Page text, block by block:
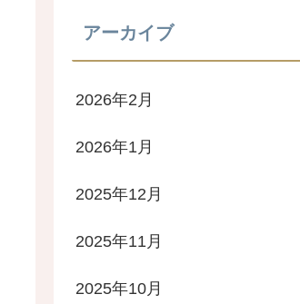
アーカイブ
2026年2月
2026年1月
2025年12月
2025年11月
2025年10月